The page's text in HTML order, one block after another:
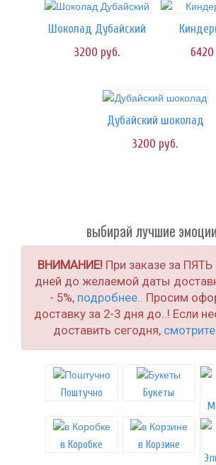
Шоколад Дубайский
3200 руб.
6420
Дубайский шоколад
3200 руб.
выбирай лучшие
ВНИМАНИЕ! При заказе за ПЯТЬ
дней до желаемой даты
- 5%, подробнее..
Просим
доставку за 2-3 дня до..! Если
доставить сегодня,
Поштучно
Букеты
в Коробке
в Корзине